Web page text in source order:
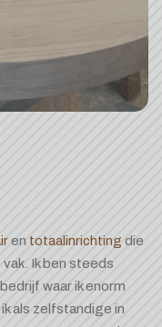
en totaalinrichting die
Ik ben steeds
waar ik enorm
als zelfstandige in